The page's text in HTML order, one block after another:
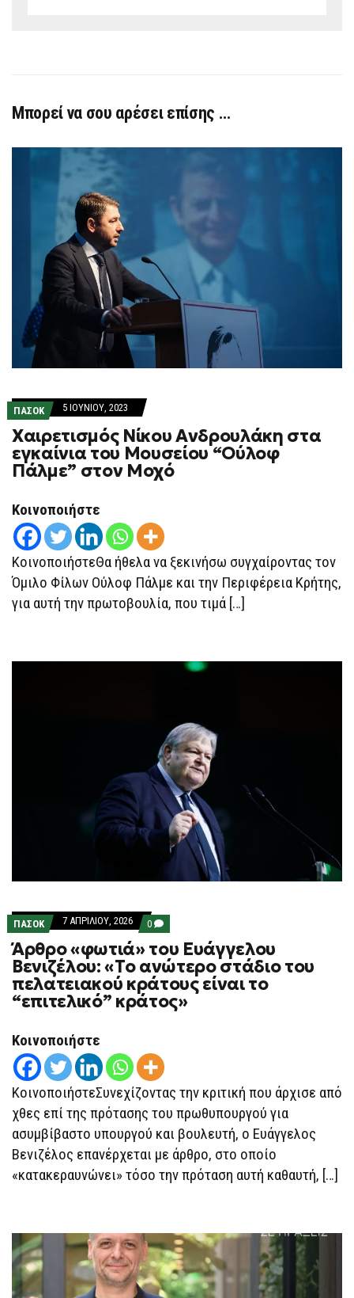
Μπορεί να σου αρέσει επίσης …
ΠΑΣΟΚ 5 ΙΟΥΝΊΟΥ, 2023
Χαιρετισμός Νίκου Ανδρουλάκη στα
εγκαίνια του Μουσείου “Ούλοφ
Πάλμε” στον Μοχό
Κοινοποιήστε
ΚοινοποιήστεΘα ήθελα να ξεκινήσω συγχαίροντας τον
Όμιλο Φίλων Ούλοφ Πάλμε και την Περιφέρεια Κρήτης,
για αυτή την πρωτοβουλία, που τιμά […]
ΠΑΣΟΚ 7 ΑΠΡΙΛΊΟΥ, 2026 0 COMMENTS
ON
ΆΡΘΡΟ
«ΦΩΤΙΆ»
ΤΟΥ
ΕΥΆΓΓΕΛΟΥ
ΒΕΝΙΖΈΛΟΥ:
«ΤΟ
ΠΕΛΑΤΕΙΑΚΟΎ
ΚΡΆΤΟΥΣ
ΕΊΝΑΙ
ΤΟ
“ΕΠΙΤΕΛΙΚΌ” ΚΡΆΤΟΣ»
Άρθρο «φωτιά» του Ευάγγελου
Βενιζέλου: «Το ανώτερο στάδιο του
πελατειακού κράτους είναι το
“επιτελικό” κράτος»
Κοινοποιήστε
ΚοινοποιήστεΣυνεχίζοντας την κριτική που άρχισε από
χθες επί της πρότασης του πρωθυπουργού για
ασυμβίβαστο υπουργού και βουλευτή, ο Ευάγγελος
Βενιζέλος επανέρχεται με άρθρο, στο οποίο
«κατακεραυνώνει» τόσο την πρόταση αυτή καθαυτή, […]